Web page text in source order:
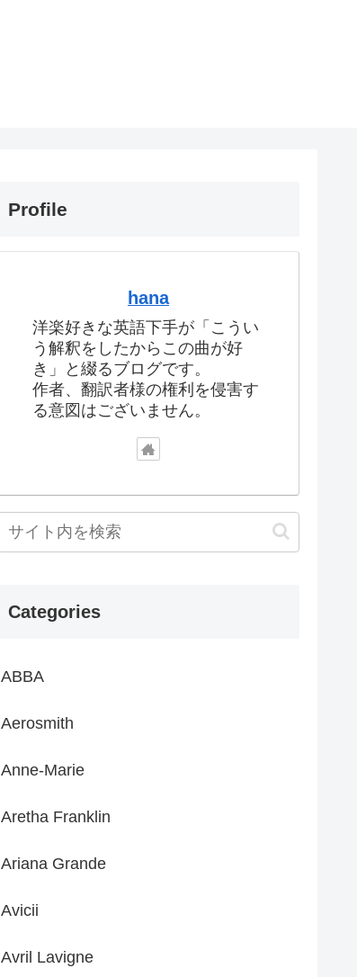
Profile
hana
洋楽好きな英語下手が「こうい
う解釈をしたからこの曲が好
き」と綴るブログです。
作者、翻訳者様の権利を侵害す
る意図はございません。
Categories
ABBA
Aerosmith
Anne-Marie
Aretha Franklin
Ariana Grande
Avicii
Avril Lavigne